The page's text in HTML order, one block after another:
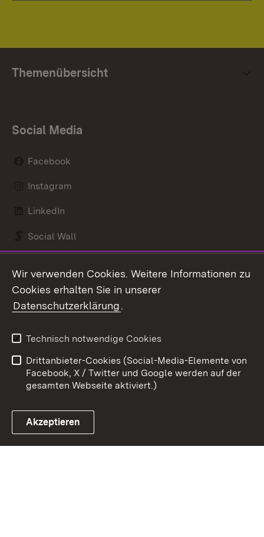
Themenübersicht
Social Media
Facebook
Instagram
LinkedIn
Social Wall
Link zum Landesportal
Kontakt
Barrierefreiheit
Impressum
Cookies
Wir verwenden Cookies. Weitere Informationen zu
Cookies erhalten Sie in unserer
Datenschutzerklärung.
Technisch notwendige Cookies
Drittanbieter-Cookies (Social-Media-Elemente von
Facebook, X / Twitter und Google werden auf der
gesamten Webseite aktiviert.)
Akzeptieren